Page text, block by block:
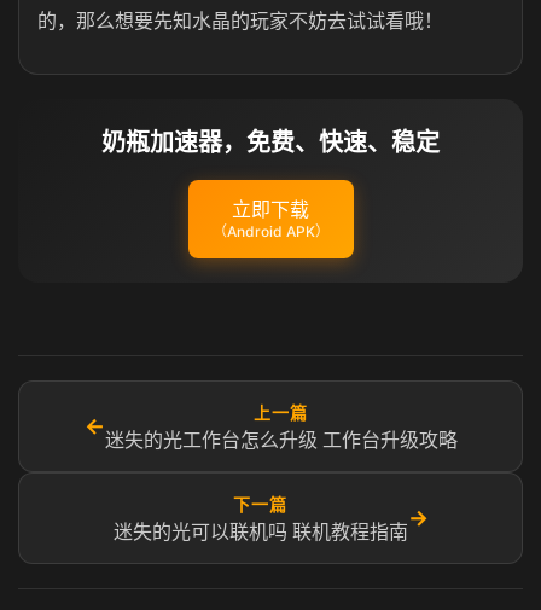
的，那么想要先知水晶的玩家不妨去试试看哦！
奶瓶加速器，免费、快速、稳定
立即下载
（Android APK）
←
上一篇
迷失的光工作台怎么升级 工作台升级攻略
下一篇
迷失的光可以联机吗 联机教程指南
→